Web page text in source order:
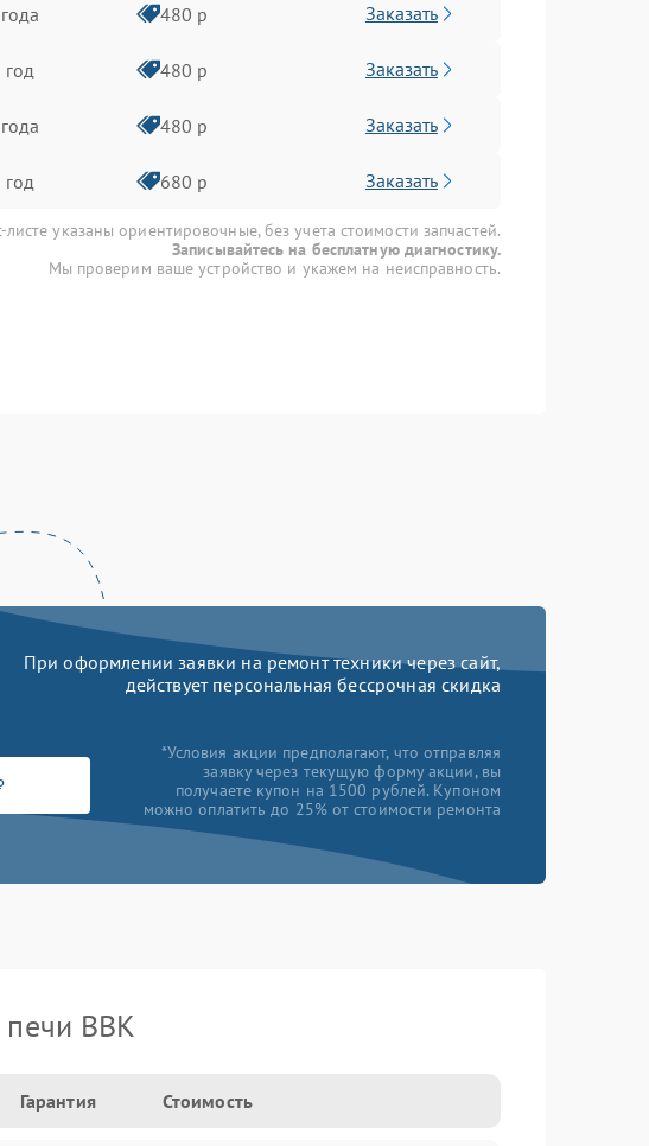
480 р Заказать
год 480 р Заказать
480 р Заказать
год 680 р Заказать
указаны ориентировочные, без учета стоимости запчастей.
Записывайтесь на бесплатную диагностику.
Мы проверим ваше устройство и укажем на неисправность.
При оформлении заявки на ремонт техники через сайт,
действует персональная бессрочная скидка
*Условия акции предполагают, что отправляя
заявку через текущую форму акции, вы
получаете купон на 1500 рублей. Купоном
можно оплатить до 25% от стоимости ремонта
BBK
Гарантия Стоимость